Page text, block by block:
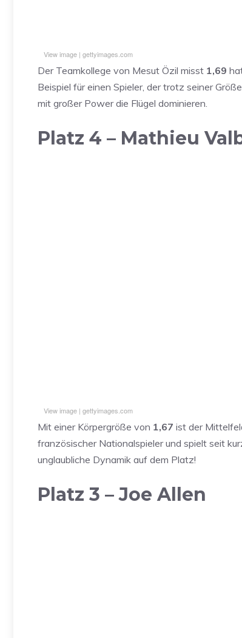
Sie sehen gerade einen Platzhalterinhalt von
eigentlichen Inhalt zuzugreifen, klicken Sie auf
beachten Sie, dass dabei Daten an Drittanbieter
View image | gettyimages.com
Der Teamkollege von Mesut Özil misst 1,69
Beispiel für einen Spieler, der trotz seiner
mit großer Power die Flügel dominieren.
Platz 4 – Mathieu
Sie sehen gerade einen Platzhalterinhalt von
zuzugreifen, klicken Sie auf den Button unten.
Drittanbieter
View image | gettyimages.com
Mit einer Körpergröße von 1,67 ist der
französischer Nationalspieler und spielt seit
unglaubliche Dynamik auf dem Platz!
Platz 3 – Joe Allen